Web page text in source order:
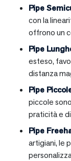
Pipe
con la
offrono un
Pipe
esteso,
distanza
Pipe
piccole
praticità e
Pipe
artigiani, le